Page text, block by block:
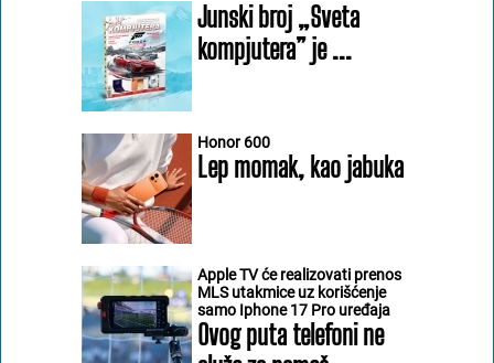
Junski broj „Sveta
kompjutera” je ...
Honor 600
Lep momak, kao jabuka
Apple TV će realizovati prenos
MLS utakmice uz korišćenje
samo Iphone 17 Pro uređaja
Ovog puta telefoni ne